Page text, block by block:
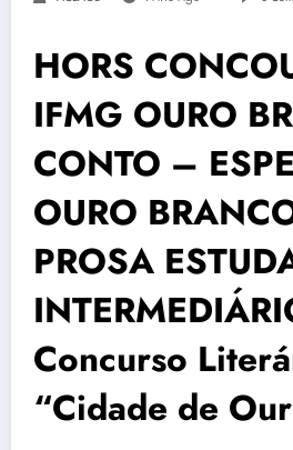
HORS
IFMG OURO
CONTO –
OURO
PROSA
Concurso
“Cidade de